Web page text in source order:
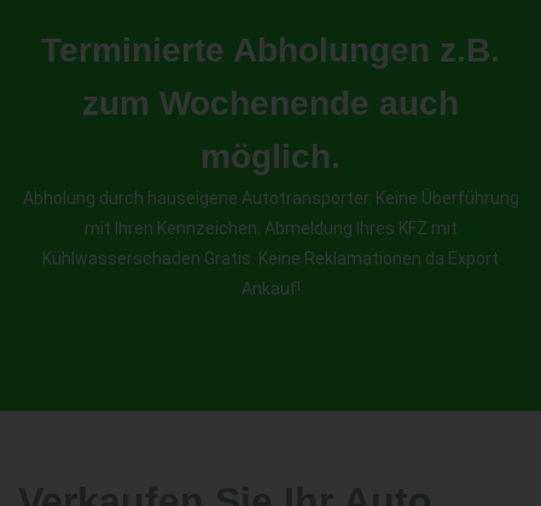
Terminierte Abholungen z.B.
zum Wochenende auch
möglich.
Abholung durch hauseigene Autotransporter. Keine Überführung
mit Ihren Kennzeichen. Abmeldung Ihres KFZ mit
Kühlwasserschaden Gratis. Keine Reklamationen da Export
Ankauf!